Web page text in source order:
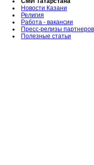
Новости Казани
Религия
Работа - вакансии
Пресс-релизы партнеров
Полезные статьи